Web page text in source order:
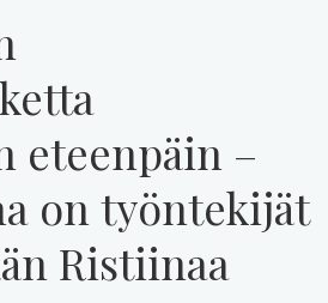
eteenpäin –
on työntekijät
Ristiinaa